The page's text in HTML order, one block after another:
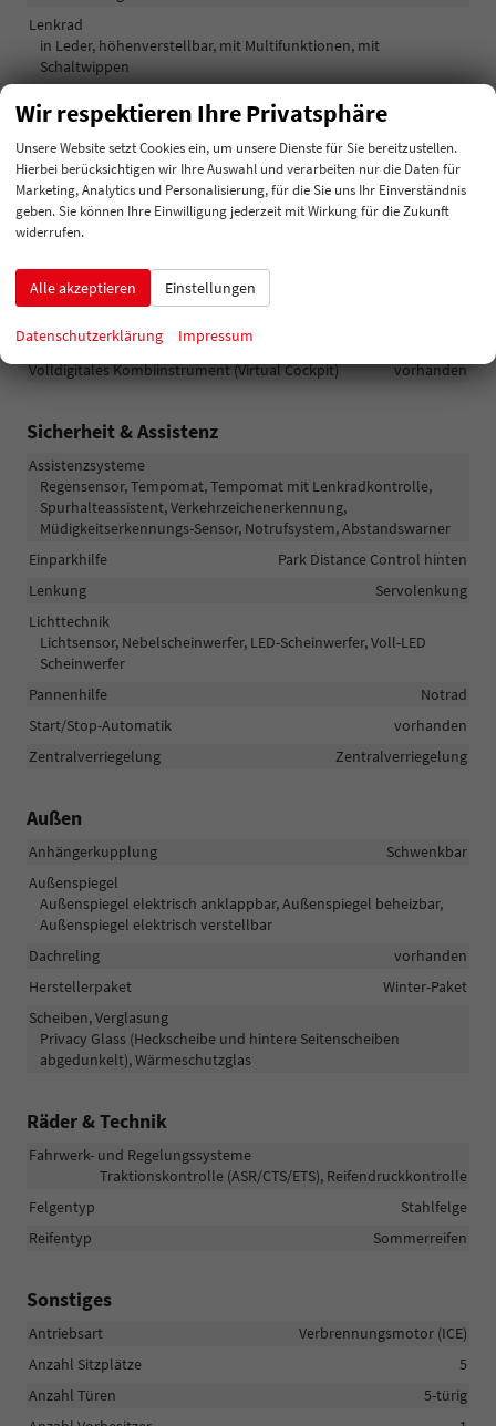
Lenkrad
in Leder, höhenverstellbar, mit Multifunktionen, mit
Schaltwippen
Isofix (Kindersitzbefestigung), Rücksitzbank hinten geteilt,
Sitzheizung, Isofix Beifahrersitz
Sitze: Lordosenstütze
Fahrer
Infotainment & Kommunikation
Audioanlage
Schnittstelle USB, Digitalradio DAB, Android Auto, Apple CarPlay,
Touchscreen
Telefon
Volldigitales Kombiinstrument (Virtual Cockpit)
vorhanden
Sicherheit & Assistenz
Assistenzsysteme
Regensensor, Tempomat, Tempomat mit Lenkradkontrolle,
Spurhalteassistent, Verkehrzeichenerkennung,
Müdigkeitserkennungs-Sensor, Notrufsystem, Abstandswarner
Einparkhilfe
Park Distance Control hinten
Lenkung
Servolenkung
Lichttechnik
Lichtsensor, Nebelscheinwerfer, LED-Scheinwerfer, Voll-LED
Scheinwerfer
Pannenhilfe
Notrad
Start/Stop-Automatik
vorhanden
Zentralverriegelung
Zentralverriegelung
Außen
Anhängerkupplung
Schwenkbar
Außenspiegel
Außenspiegel elektrisch anklappbar, Außenspiegel beheizbar,
Außenspiegel elektrisch verstellbar
Dachreling
vorhanden
Herstellerpaket
Winter-Paket
Scheiben, Verglasung
Privacy Glass (Heckscheibe und hintere Seitenscheiben
abgedunkelt), Wärmeschutzglas
Räder & Technik
Fahrwerk- und Regelungssysteme
Traktionskontrolle (ASR/CTS/ETS), Reifendruckkontrolle
Felgentyp
Stahlfelge
Reifentyp
Sommerreifen
Sonstiges
Antriebsart
Verbrennungsmotor (ICE)
Anzahl Sitzplätze
5
Anzahl Türen
5-türig
Wir respektieren Ihre Privatsphäre
Unsere Website setzt Cookies ein, um unsere Dienste für Sie bereitzustellen.
Hierbei berücksichtigen wir Ihre Auswahl und verarbeiten nur die Daten für
Marketing, Analytics und Personalisierung, für die Sie uns Ihr Einverständnis
geben. Sie können Ihre Einwilligung jederzeit mit Wirkung für die Zukunft
widerrufen.
Alle akzeptieren Einstellungen
Datenschutzerklärung Impressum